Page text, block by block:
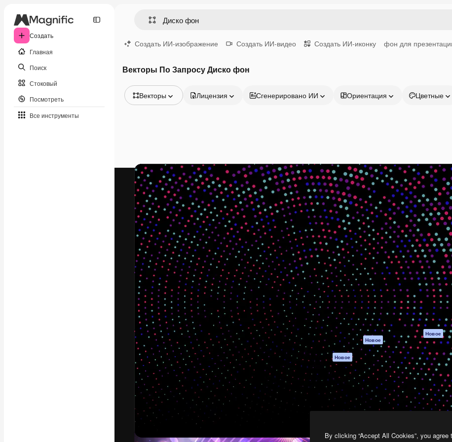
Создать
Главная
Поиск
Стоковый
Посмотреть
Все инструменты
Создать ИИ-изображение Создать ИИ-видео Создать ИИ-иконку фон для
Векторы По Запросу Диско фон
Векторы
Видео
Видеоролик
Моушн-дизайн
Видеошаблоны
Иконки
3D-модели
Шрифты
Лицензия Сгенерировано ИИ Ориентация Цветные
Креативная платформа для создания
ваших лучших работ. Более 1 миллиона
подписчиков среди креаторов,
предприятий, агентств и студий.
Pусский
Продукция
Spaces
ИИ-помощник
Генератор
изображений ИИ
Генератор видео
ИИ
Генератор голоса
на основе ИИ
Стоковый контент
MCP для
Claude/ChatGPT
Новое
Агенты Новое
API
Мобильное
приложение
Все инструменты
Начать
Academy
Документация по
Пакету ИИ
Служба
поддержки
Условия и
положения
Политика
Оригиналы Новое
Политика файлов
cookie
Центр доверия
Партнеры
Предприятие
By clicking “Accept All Cookies”, you